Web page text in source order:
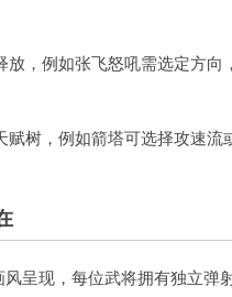
放，例如张飞怒吼需选定方
赋树，例如箭塔可选择攻速
呈现，每位武将拥有独立